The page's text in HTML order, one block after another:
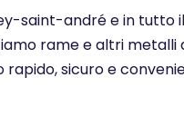
saint-andré e in tutto
rame e altri metalli
sicuro e